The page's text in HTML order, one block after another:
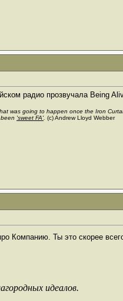
радио прозвучала Being
was going to happen once the Iron
'sweet FA'. (c) Andrew Lloyd Webber
Компанию. Ты это скорее
идеалов.